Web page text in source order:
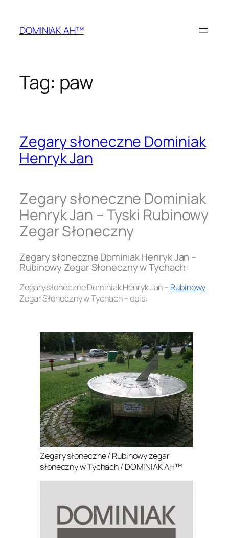
treściDOMINIAK AH™
Tag: paw
Zegary słoneczne Dominiak
Henryk Jan
Zegary słoneczne Dominiak
Henryk Jan – Tyski Rubinowy
Zegar Słoneczny
Zegary słoneczne Dominiak Henryk Jan –
Rubinowy Zegar Słoneczny w Tychach:
Zegary słoneczne Dominiak Henryk Jan – Rubinowy
Zegar Słoneczny w Tychach – opis:
Zegary słoneczne / Rubinowy zegar
słoneczny w Tychach / DOMINIAK AH™